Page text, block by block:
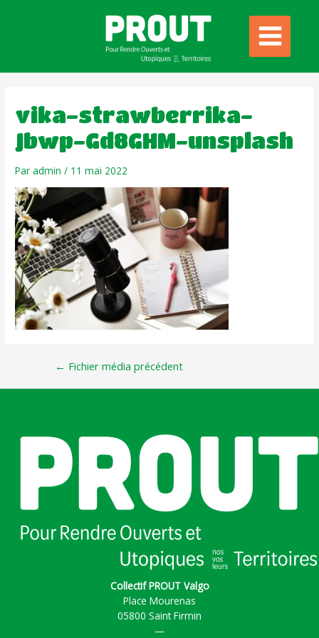
vika-strawberrika-
Jbwp-Gd8GHM-unsplash
Paradmin/ 11 mai 2022
← Fichier média précédent
Collectif PROUT Valgo
Place Mourenas
05800 Saint Firmin
—